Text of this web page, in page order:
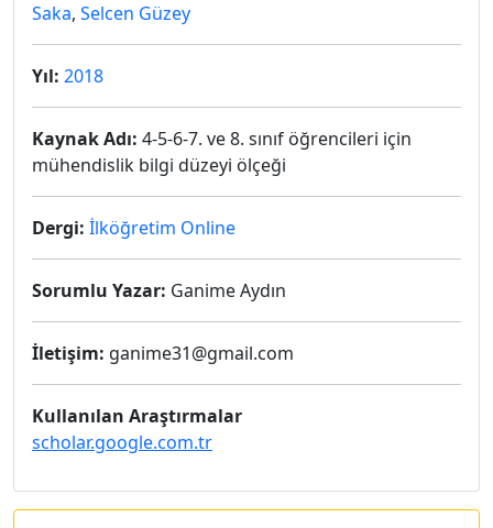
Saka, Selcen Güzey
Yıl: 2018
Kaynak Adı: 4-5-6-7. ve 8. sınıf öğrencileri için
mühendislik bilgi düzeyi ölçeği
Dergi: İlköğretim Online
Sorumlu Yazar: Ganime Aydın
İletişim: ganime31@gmail.com
Kullanılan Araştırmalar
scholar.google.com.tr